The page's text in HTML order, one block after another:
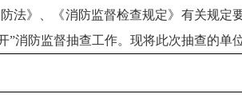
、《消防监督检查规定》有关规定
消防监督抽查工作。现将此次抽查的单